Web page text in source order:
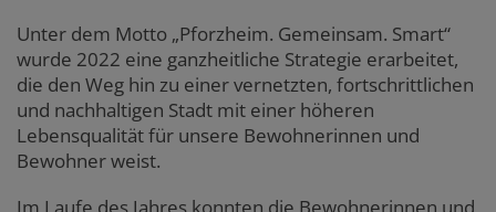
Unter dem Motto „Pforzheim. Gemeinsam. Smart“
wurde 2022 eine ganzheitliche Strategie erarbeitet,
die den Weg hin zu einer vernetzten, fortschrittlichen
und nachhaltigen Stadt mit einer höheren
Lebensqualität für unsere Bewohnerinnen und
Bewohner weist.
Im Laufe des Jahres konnten die Bewohnerinnen und